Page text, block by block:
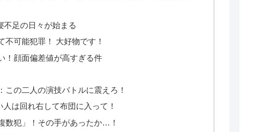
不足の日々が始まる
可能犯罪！ 大好物です！
！顔面偏差値が高すぎる件
の二人の演技バトルに震えろ！
は回れ右して布団に入って！
数犯」！その手があったか…！